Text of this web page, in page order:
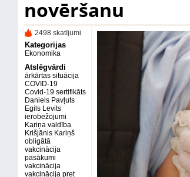
novēršanu
2498 skatījumi
Kategorijas
Ekonomika
Atslēgvārdi
ārkārtas situācija
COVID-19
Covid-19 sertifikāts
Daniels Pavļuts
Egils Levits
ierobežojumi
Kariņa valdība
Krišjānis Kariņš
obligātā
vakcinācija
pasākumi
vakcinācija
vakcinācija pret